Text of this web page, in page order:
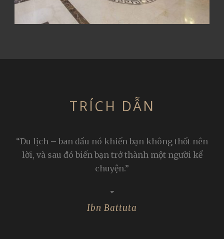
TRÍCH DẪN
“Du lịch khiến một người trở nên khiêm tốn. Bạn
sẽ nhận ra bạn chỉ chiếm được một nơi rất nhỏ
bé trên thế giới này. “
Gustave Flaubert